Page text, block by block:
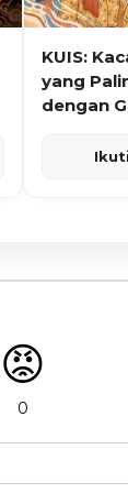
KUIS:
yang
dengan
😡
0